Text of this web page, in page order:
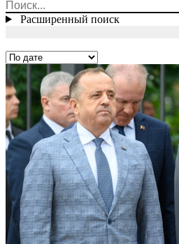
Расширенный поиск